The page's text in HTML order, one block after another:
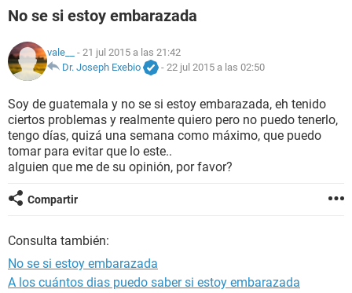
NUTRICIÓN
BIENESTAR
SEXUALIDAD
GLOSARIO
No se si estoy embarazada
vale__
- 21 jul 2015 a las 21:42
Dr. Joseph Exebio
- 22 jul 2015 a las 02:50
Soy de guatemala y no se si estoy embarazada, eh tenido
ciertos problemas y realmente quiero pero no puedo tenerlo,
tengo días, quizá una semana como máximo, que puedo
tomar para evitar que lo este..
alguien que me de su opinión, por favor?
Compartir
Consulta también:
No se si estoy embarazada
A los cuántos dias puedo saber si estoy embarazada